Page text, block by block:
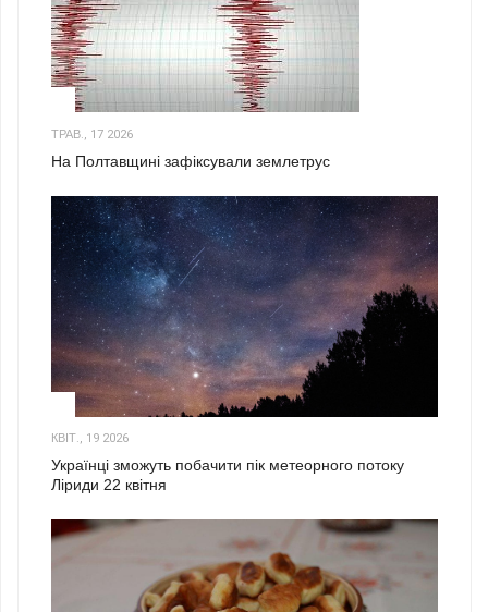
ТРАВ., 17 2026
На Полтавщині зафіксували землетрус
КВІТ., 19 2026
Українці зможуть побачити пік метеорного потоку
Ліриди 22 квітня